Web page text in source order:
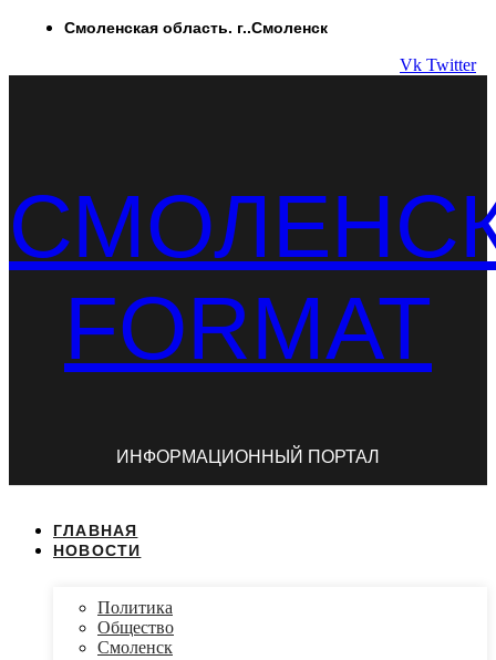
ПерейтиСмоленская область. г..Смоленск
Vk Twitter
FORMAT
ИНФОРМАЦИОННЫЙ ПОРТАЛ
ГЛАВНАЯ
НОВОСТИ
Политика
Общество
Смоленск